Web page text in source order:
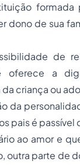
formada
dono de sua
de
a
criança ou
da
pais é
ao amor e
outra parte de